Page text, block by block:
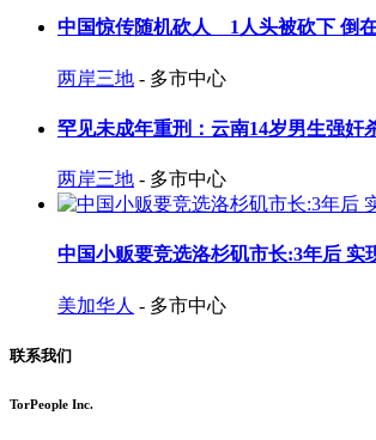
中国惊传随机砍人 1人头被砍下 倒
两岸三地 - 多市中心
罕见未成年重刑：云南14岁男生强奸
两岸三地 - 多市中心
中国小贩要竞选洛杉矶市长:3年后 实
美加华人 - 多市中心
联系我们
TorPeople Inc.